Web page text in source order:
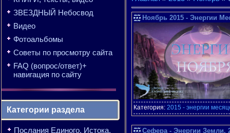
ЗВЕЗДНЫЙ Небосвод
Видео
Фотоальбомы
Советы по просмотру сайта
FAQ (вопрос/ответ)+
навигация по сайту
Категории раздела
Послания Единого, Истока,
Ноябрь 2015 - Энергии
Категория: 2015 - энергии
Сефера - Энергии Земли.